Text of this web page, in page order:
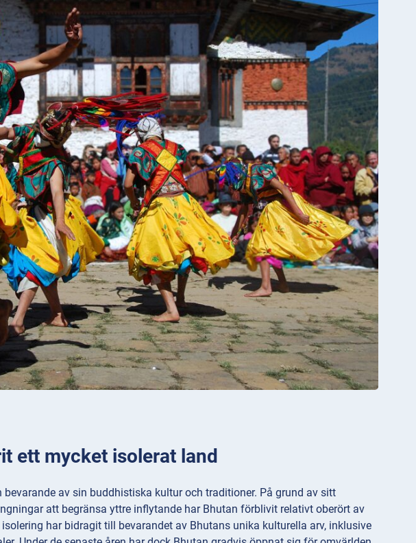
ett mycket isolerat land
av sin buddhistiska kultur och traditioner. På grund av sitt
att begränsa yttre inflytande har Bhutan förblivit relativt oberört av
har bidragit till bevarandet av Bhutans unika kulturella arv, inklusive